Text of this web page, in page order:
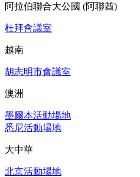
阿拉伯聯合大公國 (阿聯酋)
杜拜會議室
越南
胡志明市會議室
澳洲
墨爾本活動場地
悉尼活動場地
大中華
北京活動場地